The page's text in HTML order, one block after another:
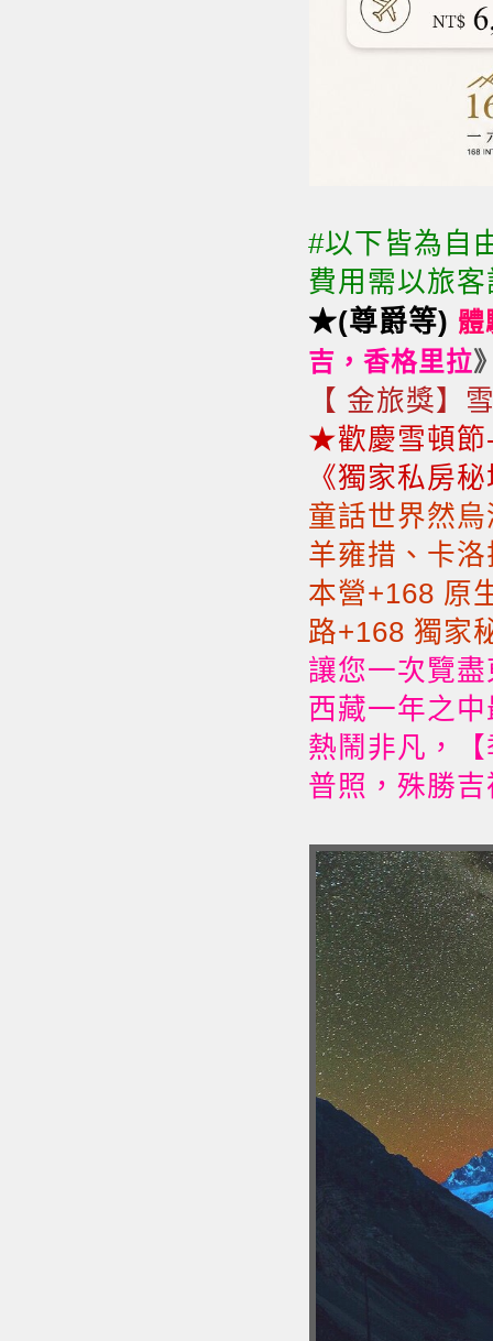
#以下皆為自
費用需以旅
★(尊爵等) 體
吉 ，香格里拉
【 金旅獎】
★歡慶雪頓節
《獨家私房
童話世界然
羊雍措、卡
本營+168 原
路+168 獨家
讓您一次覽
西藏一年之
熱鬧非凡，
普照，殊勝